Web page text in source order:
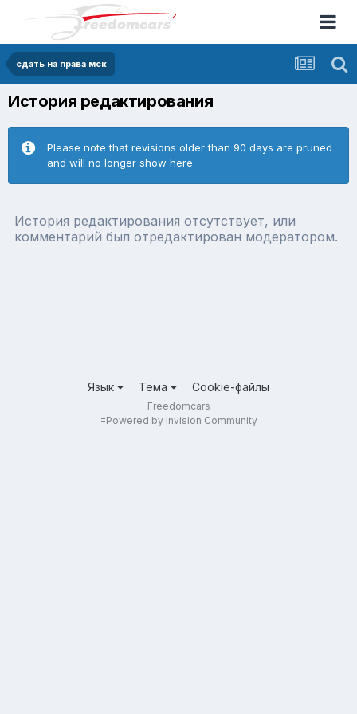
сдать на права мск
История редактирования
Please note that revisions older than 90 days are pruned
and will no longer show here
История редактирования отсутствует, или
комментарий был отредактирован модератором.
Язык Тема Cookie-файлы
Freedomcars
=Powered by Invision Community